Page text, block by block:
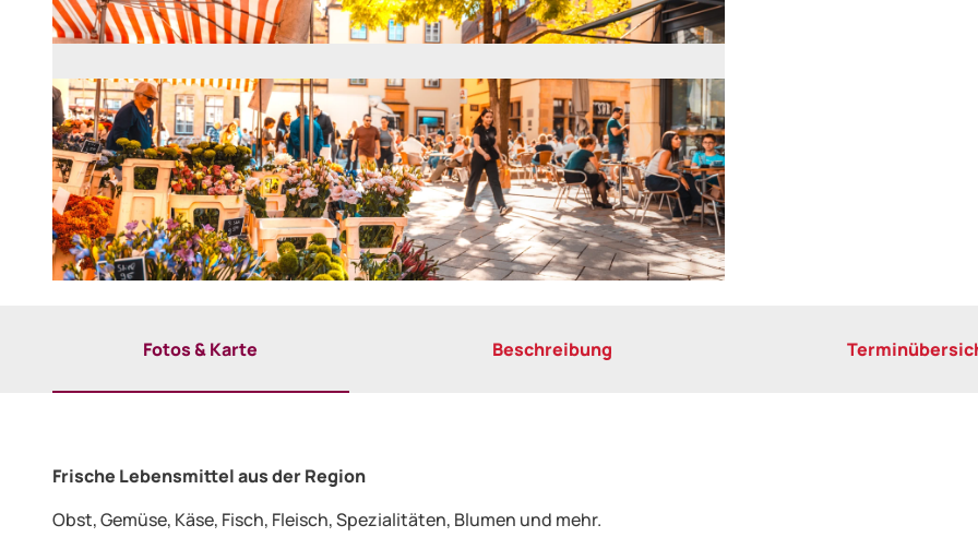
Fotos & Karte Beschreibung
Frische Lebensmittel aus der Region
Obst, Gemüse, Käse, Fisch, Fleisch, Spezialitäten, Blumen und mehr.